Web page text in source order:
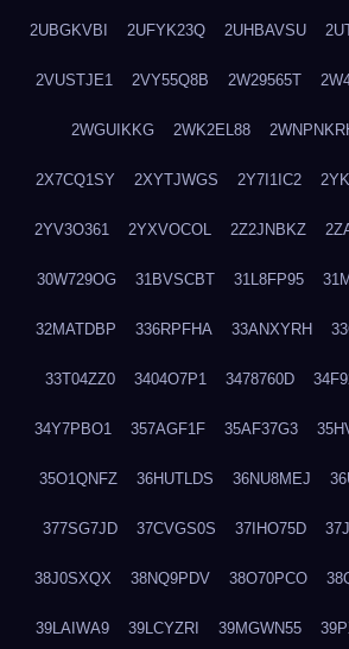
2UBGKVBI 2UFYK23Q 2UHBAVSU
2VUSTJE1 2VY55Q8B 2W29565T
2WGUIKKG 2WK2EL88
2X7CQ1SY 2XYTJWGS 2Y7I1IC2
2YV3O361 2YXVOCOL 2Z2JNBKZ
30W729OG 31BVSCBT 31L8FP95
32MATDBP 336RPFHA 33ANXYRH
33T04ZZ0 3404O7P1 3478760D
34Y7PBO1 357AGF1F 35AF37G3
35O1QNFZ 36HUTLDS 36NU8MEJ
377SG7JD 37CVGS0S 37IHO75D
38J0SXQX 38NQ9PDV 38O70PCO
39LAIWA9 39LCYZRI 39MGWN55